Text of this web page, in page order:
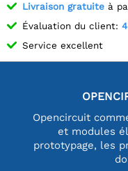
Livraison gratuite à
Évaluation du client:
Service excellent
Opencircuit
et modules
prototypage, les